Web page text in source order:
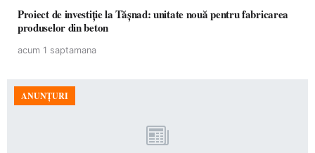
Proiect de investiție la Tășnad: unitate nouă pentru fabricarea
produselor din beton
acum 1 saptamana
ANUNȚURI